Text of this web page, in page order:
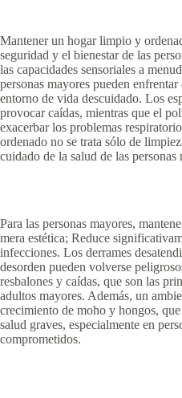
Mantener un hogar limpio y
seguridad y el bienestar de las
las capacidades sensoriales a
personas mayores pueden
entorno de vida descuidado. Los
provocar caídas, mientras que el
exacerbar los problemas
ordenado no se trata sólo de
cuidado de la salud de las personas
Para las personas mayores,
mera estética; Reduce
infecciones. Los derrames
desorden pueden volverse
resbalones y caídas, que son las
adultos mayores. Además, un
crecimiento de moho y hongos,
salud graves, especialmente en
comprometidos.